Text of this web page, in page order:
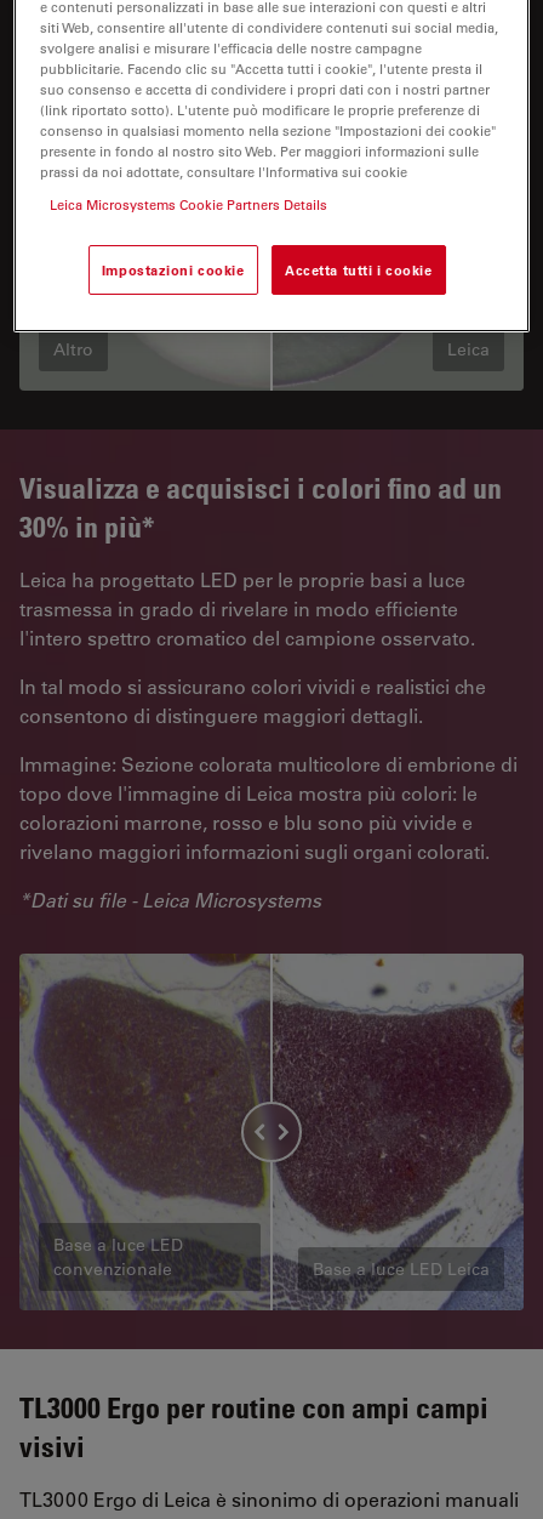
Altro Leica
Visualizza e acquisisci i colori fino ad un
30% in più*
Leica ha progettato LED per le proprie basi a luce
trasmessa in grado di rivelare in modo efficiente
l'intero spettro cromatico del campione osservato.
In tal modo si assicurano colori vividi e realistici che
consentono di distinguere maggiori dettagli.
Immagine: Sezione colorata multicolore di embrione di
topo dove l'immagine di Leica mostra più colori: le
colorazioni marrone, rosso e blu sono più vivide e
rivelano maggiori informazioni sugli organi colorati.
*Dati su file - Leica Microsystems
Base a luce LED
convenzionale
Base a luce LED Leica
TL3000 Ergo per routine con ampi campi
visivi
TL3000 Ergo di Leica è sinonimo di operazioni manuali
e contenuti personalizzati in base alle sue interazioni con questi e altri
siti Web, consentire all'utente di condividere contenuti sui social media,
svolgere analisi e misurare l'efficacia delle nostre campagne
pubblicitarie. Facendo clic su "Accetta tutti i cookie", l'utente presta il
suo consenso e accetta di condividere i propri dati con i nostri partner
(link riportato sotto). L'utente può modificare le proprie preferenze di
consenso in qualsiasi momento nella sezione "Impostazioni dei cookie"
presente in fondo al nostro sito Web. Per maggiori informazioni sulle
prassi da noi adottate, consultare l'Informativa sui cookie
Leica Microsystems Cookie Partners Details
Impostazioni cookie Accetta tutti i cookie